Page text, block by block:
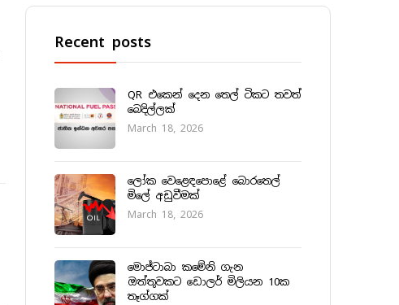
Recent posts
QR එකෙන් දෙන තෙල් ටිකට තවත්
බෙදිල්ලක්
March 18, 2026
ලෝක වෙළෙඳපොළේ බොරතෙල්
මිලේ අඩුවීමක්
March 18, 2026
මොජ්ටාබා කමේනි ගැන
ඔත්තුවකට ඩොලර් මිලියන 10ක
තෑග්ගක්